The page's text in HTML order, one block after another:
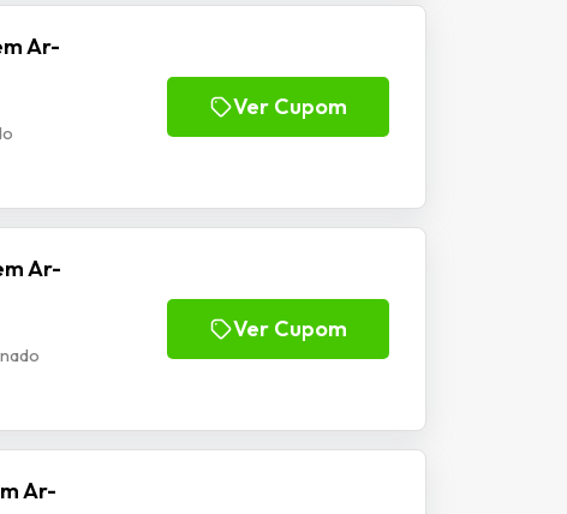
Ar-
Ver Cupom
Ar-
Ver Cupom
Ar-